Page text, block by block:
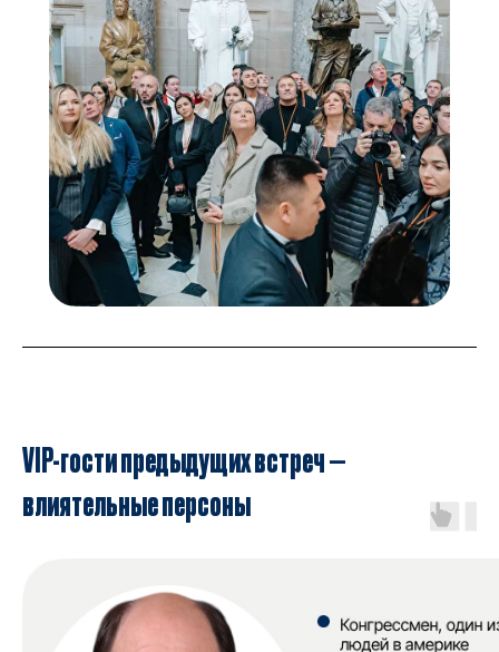
VIP-гости предыдущих встреч —
влиятельные персоны